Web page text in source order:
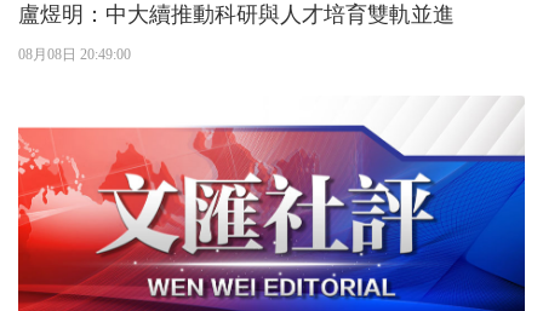
盧煜明：中大續推動科研與人才培育雙軌並進
08月08日 20:49:00